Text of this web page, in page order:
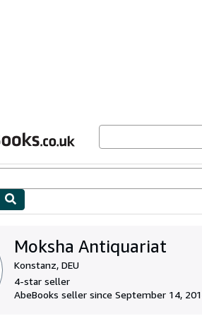
Moksha Antiquariat
Konstanz, DEU
4-star seller
AbeBooks seller since September 14,